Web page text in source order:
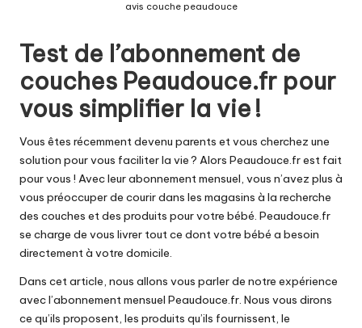
avis couche peaudouce
Test de l’abonnement de
couches Peaudouce.fr pour
vous simplifier la vie !
Vous êtes récemment devenu parents et vous cherchez une
solution pour vous faciliter la vie ? Alors Peaudouce.fr est fait
pour vous ! Avec leur abonnement mensuel, vous n’avez plus à
vous préoccuper de courir dans les magasins à la recherche
des couches et des produits pour votre bébé. Peaudouce.fr
se charge de vous livrer tout ce dont votre bébé a besoin
directement à votre domicile.
Dans cet article, nous allons vous parler de notre expérience
avec l’abonnement mensuel Peaudouce.fr. Nous vous dirons
ce qu’ils proposent, les produits qu’ils fournissent, le